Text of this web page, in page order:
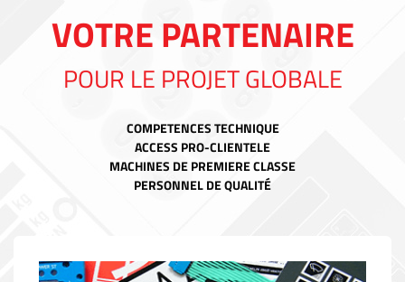
VOTRE PARTENAIRE
POUR LE PROJET GLOBALE
COMPETENCES TECHNIQUE
ACCESS PRO-CLIENTELE
MACHINES DE PREMIERE CLASSE
PERSONNEL DE QUALITÉ